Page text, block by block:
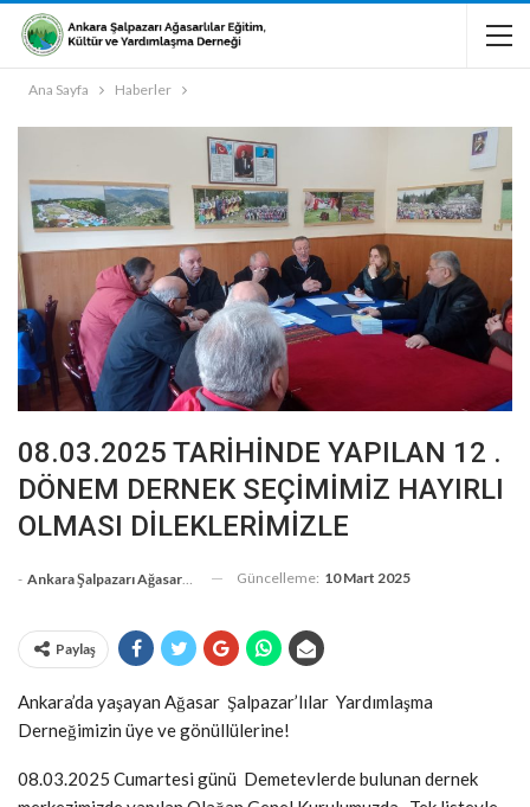
Ana Sayfa Haberler
08.03.2025 TARİHİNDE YAPILAN 12 .
DÖNEM DERNEK SEÇİMİMİZ HAYIRLI
OLMASI DİLEKLERİMİZLE
- Ankara Şalpazarı Ağasarlılar Eğitim Kültür Ve Dayanışma Derneği Güncelleme: 10 Mart 2025
Paylaş
Ankara’da yaşayan Ağasar Şalpazar’lılar Yardımlaşma
Derneğimizin üye ve gönüllülerine!
08.03.2025 Cumartesi günü Demetevlerde bulunan dernek